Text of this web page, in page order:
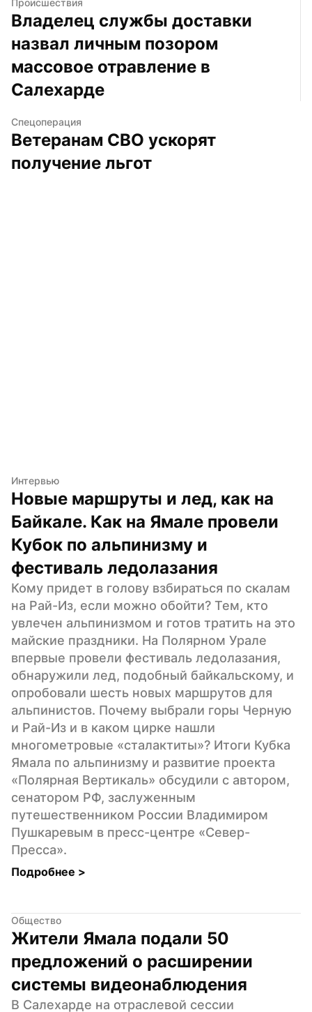
Владелец службы доставки
назвал личным позором
массовое отравление в
Салехарде
Спецоперация
Ветеранам СВО ускорят
получение льгот
Интервью
Новые маршруты и лед, как на
Байкале. Как на Ямале провели
Кубок по альпинизму и
фестиваль ледолазания
Кому придет в голову взбираться по скалам
на Рай-Из, если можно обойти? Тем, кто
увлечен альпинизмом и готов тратить на это
майские праздники. На Полярном Урале
впервые провели фестиваль ледолазания,
обнаружили лед, подобный байкальскому, и
опробовали шесть новых маршрутов для
альпинистов. Почему выбрали горы Черную
и Рай-Из и в каком цирке нашли
многометровые «сталактиты»? Итоги Кубка
Ямала по альпинизму и развитие проекта
«Полярная Вертикаль» обсудили с автором,
сенатором РФ, заслуженным
путешественником России Владимиром
Пушкаревым в пресс-центре «Север-
Пресса».
Подробнее >
Общество
Жители Ямала подали 50
предложений о расширении
системы видеонаблюдения
В Салехарде на отраслевой сессии